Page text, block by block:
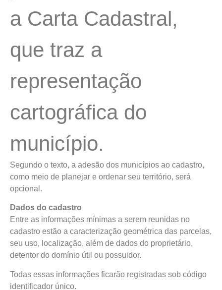
a Carta Cadastral,
que traz a
representação
cartográfica do
município.
Segundo o texto, a adesão dos municípios ao cadastro,
como meio de planejar e ordenar seu território, será
opcional.
Dados do cadastro
Entre as informações mínimas a serem reunidas no
cadastro estão a caracterização geométrica das parcelas,
seu uso, localização, além de dados do proprietário,
detentor do domínio útil ou possuidor.
Todas essas informações ficarão registradas sob código
identificador único.